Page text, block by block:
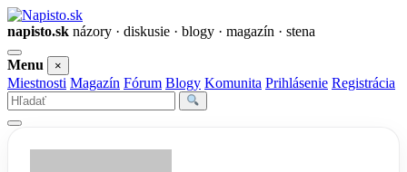
napisto.sk názory · diskusie · blogy · magazín · stena
Otvoriť
menu
Menu ×
Miestnosti Magazín Fórum Blogy Komunita Prihlásenie Registrácia
Vyhľadať